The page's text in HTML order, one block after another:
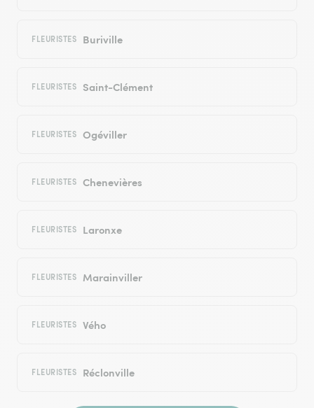
FLEURISTES Buriville
FLEURISTES Saint-Clément
FLEURISTES Ogéviller
FLEURISTES Chenevières
FLEURISTES Laronxe
FLEURISTES Marainviller
FLEURISTES Vého
FLEURISTES Réclonville